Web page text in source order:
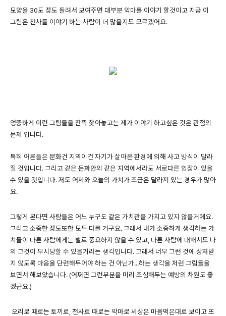
모양을 30도 정도 돌려서 보여주면 대부분 악마를 이야기 할것이고 지금 이
그림은 천사를 이야기 하는 사람이 더 많을지도 모르겠어요.
엉뚱하게 이런 그림들을 잔뜩 찾아놓고는 제가 이야기 하고싶은 것은 관점의
문제 입니다.
특히 어른들은 문화건 지역이건 자기가 살아온 환경에 의해 사고 방식이 달라
질 것입니다. 그리고 같은 문화안의 같은 지역에서라도 서로다른 입장이 있을
수 있을 것입니다. 저도 어제와 오늘의 가치가 조금은 달라져 있는 경우가 많아
요.
그렇게 본다면 사람들은 어느 누구도 같은 가치관을 가지고 있지 않을거에요.
그리고 소중한 정도또한 모두 다를 거구요. 그래서 내가 소중하게 생각하는 가
치들이 다른 사람에게는 별로 중요하지 않을 수 있고, 다른 사람에 대해서도 나
의 그것이 무시당할 수 있을거라는 생각입니다. 그래서 너무 그런 것에 상처받
지 않도록 마음을 단련해두어야 하는 건 아닌가...하는 생각을 저런 그림들을
보면서 해보았습니다. (어쩌면 그런부분을 미리 조심해두는 예방의 차원도 좋
겠군요.)
오리로 때로는 토끼로, 천사로 때로는 악마로 세상은 마음먹은대로 보이고 또